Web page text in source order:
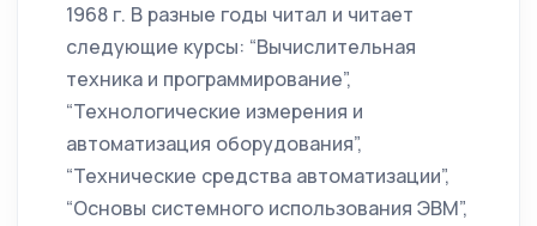
1968 г. В разные годы читал и читает
следующие курсы: “Вычислительная
техника и программирование”,
“Технологические измерения и
автоматизация оборудования”,
“Технические средства автоматизации”,
“Основы системного использования ЭВМ”,